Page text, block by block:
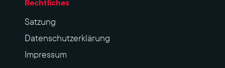
Rechtliches
Sat­zung
Datenschutzerklärung
Impres­sum